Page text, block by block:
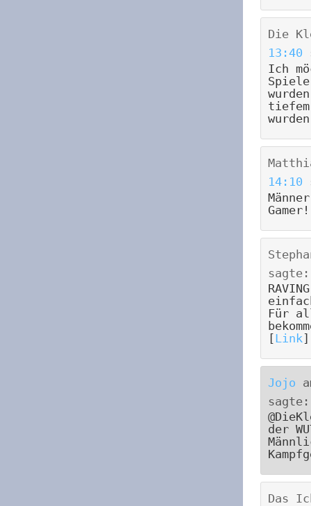
Die
13:40
Ich
14:10
sagte:
Für
[Link]
Jojo
sagte:
der
Das